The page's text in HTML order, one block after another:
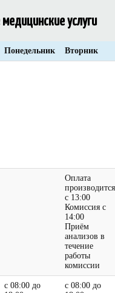
услуги
Понедельник Вторник
Оплата
производится
с 13:00
Комиссия с
14:00
Приём
анализов в
течение
работы
комиссии
с 08:00 до
с 08:00 до